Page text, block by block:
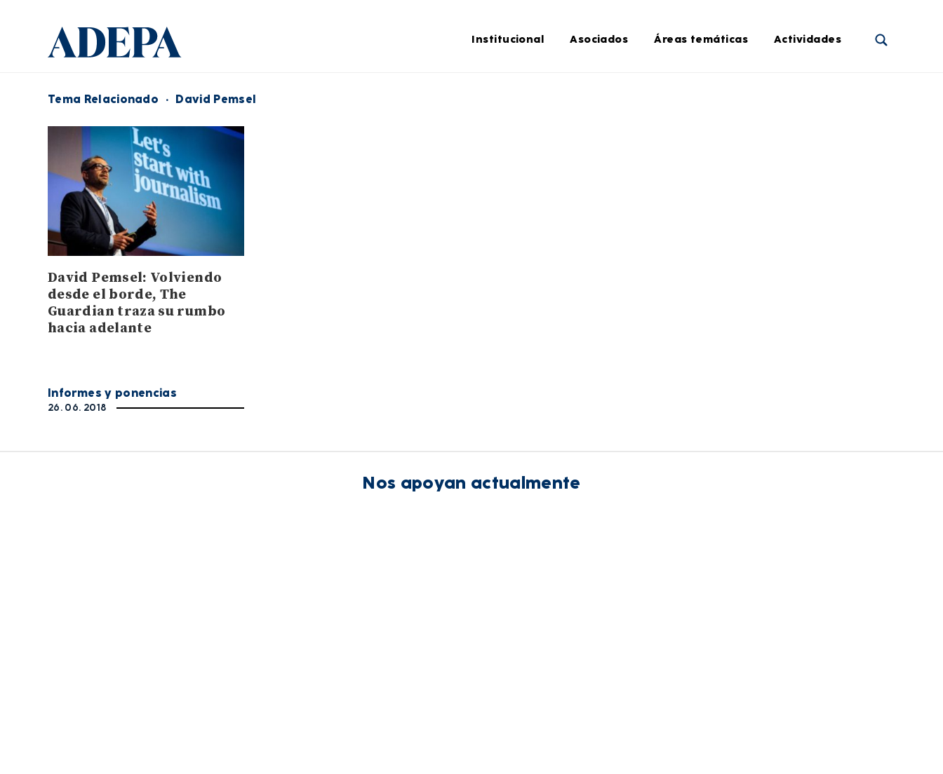
Institucional Asociados Áreas temáticas Actividades
Tema Relacionado · David Pemsel
David Pemsel: Volviendo
desde el borde, The
Guardian traza su rumbo
hacia adelante
Informes y ponencias
26. 06. 2018
Nos apoyan actualmente